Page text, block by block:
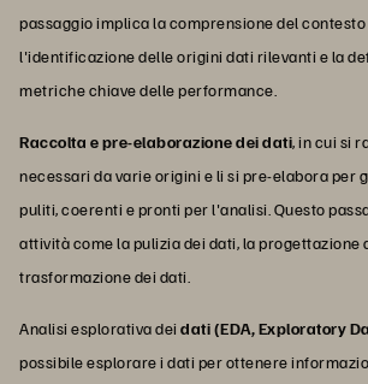
passaggio implica la comprensione del contesto
l'identificazione delle origini dati rilevanti e la
metriche chiave delle performance.
Raccolta e pre-elaborazione dei dati, in cui si
necessari da varie origini e li si pre-elabora per
puliti, coerenti e pronti per l'analisi. Questo
attività come la pulizia dei dati, la progettazione
trasformazione dei dati.
Analisi esplorativa dei dati (EDA, Exploratory
possibile esplorare i dati per ottenere